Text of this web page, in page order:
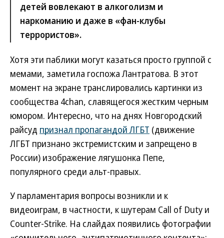
детей вовлекают в алкоголизм и
наркоманию и даже в «фан-клубы
террористов».
Хотя эти паблики могут казаться просто группой с
мемами, заметила госпожа Лантратова. В этот
момент на экране транслировались картинки из
сообщества 4chan, славящегося жестким черным
юмором. Интересно, что на днях Новгородский
райсуд признал пропагандой ЛГБТ (движение
ЛГБТ признано экстремистским и запрещено в
России) изображение лягушонка Пепе,
популярного среди альт-правых.
У парламентария вопросы возникли и к
видеоиграм, в частности, к шутерам Call of Duty и
Counter-Strike. На слайдах появились фотографии